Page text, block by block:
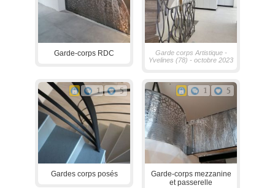
Garde-corps RDC
Garde corps Artistique -
Yvelines (78) - octobre 2023
1 5
Gardes corps posés
1 5
Garde-corps mezzanine
et passerelle